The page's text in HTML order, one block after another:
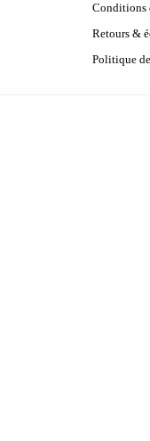
Conditions
Retours &
Politique